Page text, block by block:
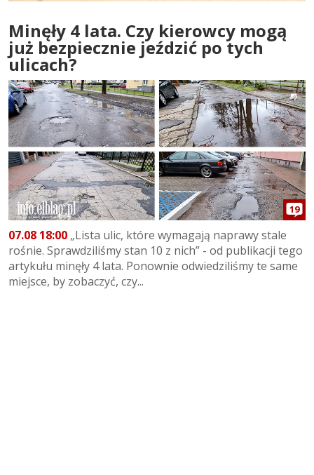
Minęły 4 lata. Czy kierowcy mogą
już bezpiecznie jeździć po tych
ulicach?
19
07.08 18:00 „Lista ulic, które wymagają naprawy stale
rośnie. Sprawdziliśmy stan 10 z nich” - od publikacji tego
artykułu minęły 4 lata. Ponownie odwiedziliśmy te same
miejsce, by zobaczyć, czy...